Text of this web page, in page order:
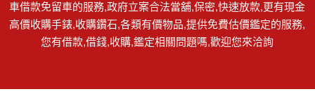
車借款免留車的服務,政府立案合法當舖,保密,快速放款,更有現金
高價收購手錶,收購鑽石,各類有價物品,提供免費估價鑑定的服務,
您有借款,借錢,收購,鑑定相關問題嗎,歡迎您來洽詢